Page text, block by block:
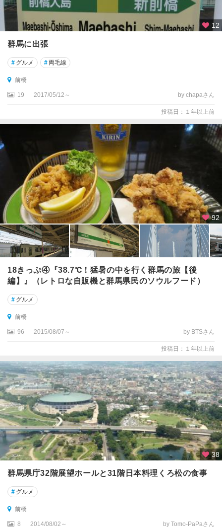
12
群馬に出張
# グルメ # 両毛線
前橋
19 2017/05/12～ by chapaさん
投稿日：１年以上前
92
18きっぷ④『38.7℃！猛暑の中を行く群馬の旅【後
編】』（レトロな自販機と群馬県民のソウルフード）
# グルメ
前橋
96 2015/08/07～ by BTSさん
投稿日：１年以上前
38
群馬県庁32階展望ホールと31階日本料理くろ松の食事
# グルメ
前橋
8 2014/08/02～ by Tomo-PaPaさん